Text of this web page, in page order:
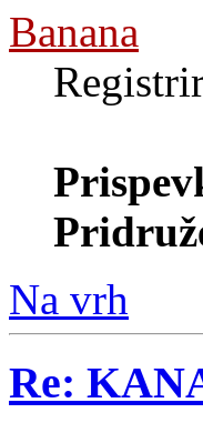
Banana
Na vrh
Re: